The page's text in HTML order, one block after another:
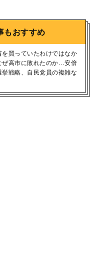
もおすすめ
を買っていたわけではなか
ぜ高市に敗れたのか…安倍
戦略、自民党員の複雑な